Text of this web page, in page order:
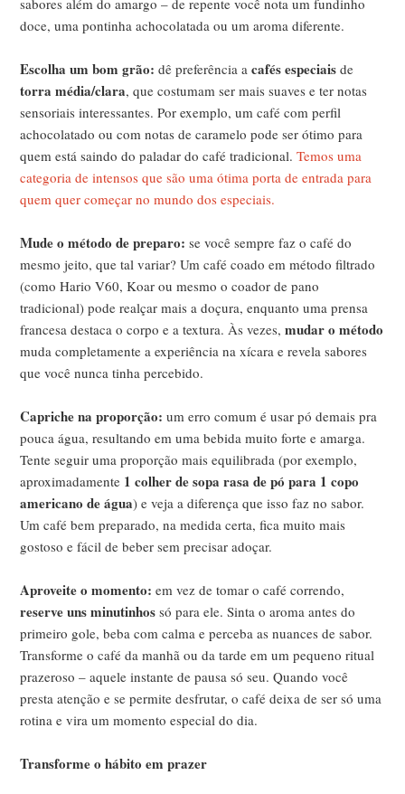
sabores além do amargo – de repente você nota um fundinho
doce, uma pontinha achocolatada ou um aroma diferente.
Escolha um bom grão: dê preferência acafés especiais de
torra média/clara, que costumam ser mais suaves e ter notas
sensoriais interessantes. Por exemplo, um café com perfil
achocolatado ou com notas de caramelo pode ser ótimo para
quem está saindo do paladar do café tradicional.Temos uma
categoria de intensos que são uma ótima porta de entrada para
quem quer começar no mundo dos especiais.
Mude o método de preparo: se você sempre faz o café do
mesmo jeito, que tal variar? Um café coado em método filtrado
(como Hario V60, Koar ou mesmo o coador de pano
tradicional) pode realçar mais a doçura, enquanto uma prensa
francesa destaca o corpo e a textura. Às vezes,mudar o método
muda completamente a experiência na xícara e revela sabores
que você nunca tinha percebido.
Capriche na proporção: um erro comum é usar pó demais pra
pouca água, resultando em uma bebida muito forte e amarga.
Tente seguir uma proporção mais equilibrada (por exemplo,
aproximadamente 1 colher de sopa rasa de pó para 1 copo
americano de água) e veja a diferença que isso faz no sabor.
Um café bem preparado, na medida certa, fica muito mais
gostoso e fácil de beber sem precisar adoçar.
Aproveite o momento: em vez de tomar o café correndo,
reserve uns minutinhos só para ele. Sinta o aroma antes do
primeiro gole, beba com calma e perceba as nuances de sabor.
Transforme o café da manhã ou da tarde em um pequeno ritual
prazeroso – aquele instante de pausa só seu. Quando você
presta atenção e se permite desfrutar, o café deixa de ser só uma
rotina e vira um momento especial do dia.
Transforme o hábito em prazer